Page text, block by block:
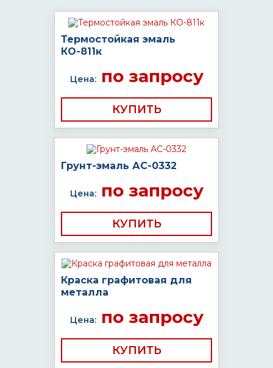
Термостойкая эмаль
КО-811к
Цена:по запросу
КУПИТЬ
Грунт-эмаль АС-0332
Цена:по запросу
КУПИТЬ
Краска графитовая для
металла
Цена:по запросу
КУПИТЬ